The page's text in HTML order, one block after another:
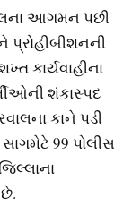
આગમન પછી
પ્રોહીબીશનની
કાર્યવાહીના
શંકાસ્પદ
કાને પડી
99 પોલીસ